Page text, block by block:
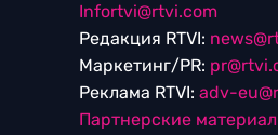
Infortvi@rtvi.com
Редакция RTVI:
Маркетинг/PR:
Реклама RTVI: adv-
Партнерские